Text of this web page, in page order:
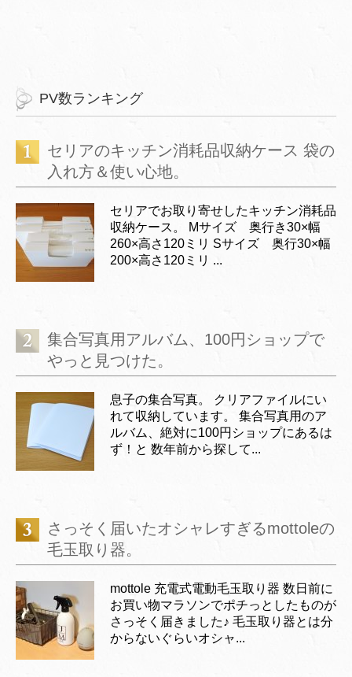
PV数ランキング
セリアのキッチン消耗品収納ケース 袋の
入れ方＆使い心地。
セリアでお取り寄せしたキッチン消耗品
収納ケース。 Mサイズ 奥行き30×幅
260×高さ120ミリ Sサイズ 奥行30×幅
200×高さ120ミリ ...
集合写真用アルバム、100円ショップで
やっと見つけた。
息子の集合写真。 クリアファイルにい
れて収納しています。 集合写真用のア
ルバム、絶対に100円ショップにあるは
ず！と 数年前から探して...
さっそく届いたオシャレすぎるmottoleの
毛玉取り器。
mottole 充電式電動毛玉取り器 数日前に
お買い物マラソンでポチっとしたものが
さっそく届きました♪ 毛玉取り器とは分
からないぐらいオシャ...